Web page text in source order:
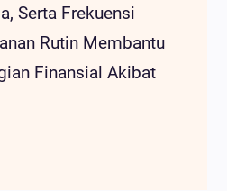
Serta Frekuensi
Rutin Membantu
Finansial Akibat